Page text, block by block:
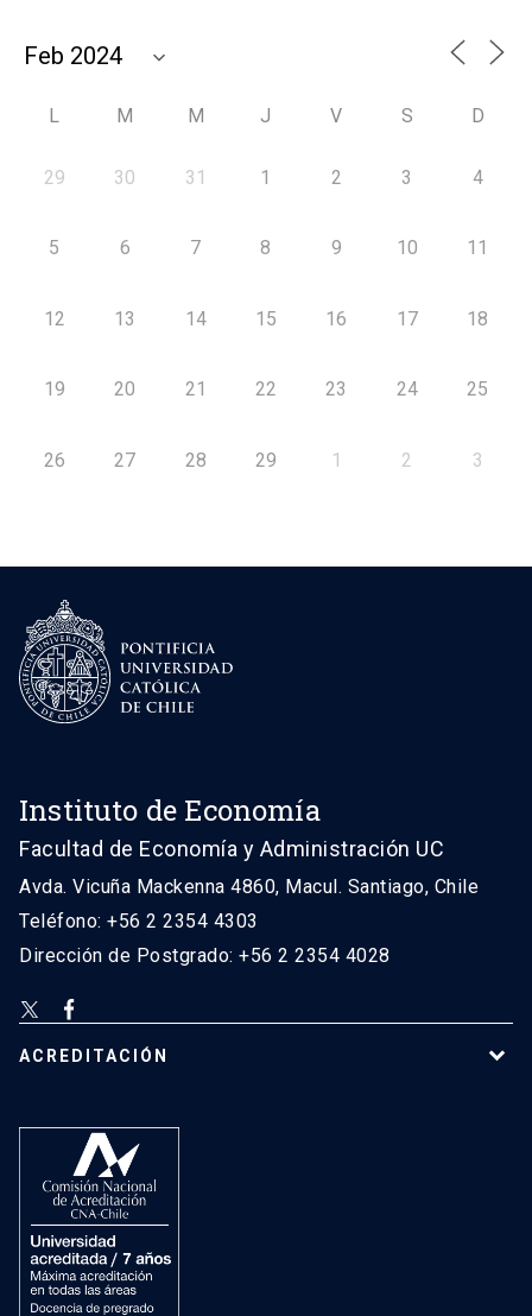
L M M J V S D
29 30 31 1 2 3 4
5 6 7 8 9 10 11
12 13 14 15 16 17 18
19 20 21 22 23 24 25
26 27 28 29 1 2 3
Instituto de Economía
Facultad de Economía y Administración UC
Avda. Vicuña Mackenna 4860, Macul. Santiago, Chile
Teléfono: +56 2 2354 4303
Dirección de Postgrado: +56 2 2354 4028
ACREDITACIÓN